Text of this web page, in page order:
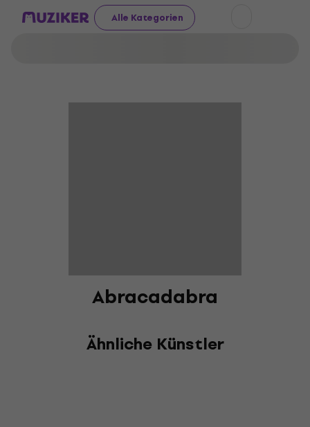
Alle Kategorien
Abracadabra
Ähnliche Künstler